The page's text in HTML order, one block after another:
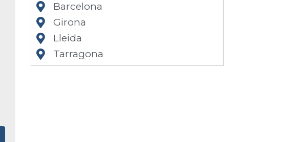
Barcelona
Girona
Lleida
Tarragona